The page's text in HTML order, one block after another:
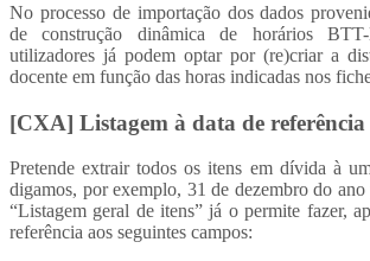
No processo de importação dos dados
de construção dinâmica de horários
utilizadores já podem optar por (re)criar a
docente em função das horas indicadas nos
[CXA] Listagem à data de referência
Pretende extrair todos os itens em dívida à
digamos, por exemplo, 31 de dezembro do ano
“Listagem geral de itens” já o permite fazer,
referência aos seguintes campos: